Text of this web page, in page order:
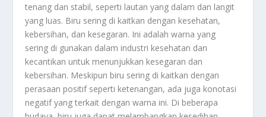
tenang dan stabil, seperti lautan yang dalam dan langit
yang luas. Biru sering di kaitkan dengan kesehatan,
kebersihan, dan kesegaran. Ini adalah warna yang
sering di gunakan dalam industri kesehatan dan
kecantikan untuk menunjukkan kesegaran dan
kebersihan. Meskipun biru sering di kaitkan dengan
perasaan positif seperti ketenangan, ada juga konotasi
negatif yang terkait dengan warna ini. Di beberapa